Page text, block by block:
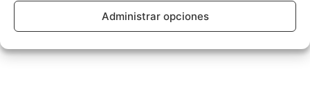
Administrar opciones